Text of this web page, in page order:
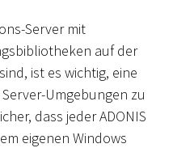
Server mit
auf der
ist es wichtig, eine
Umgebungen zu
dass jeder ADONIS
eigenen Windows